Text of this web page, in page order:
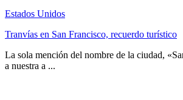
Estados Unidos
Tranvías en San Francisco, recuerdo turístico
La sola mención del nombre de la ciudad,
a nuestra a ...